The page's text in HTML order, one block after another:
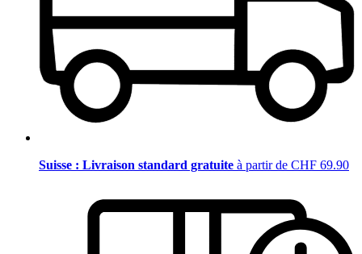
Suisse : Livraison standard gratuite à partir de CHF 69.90